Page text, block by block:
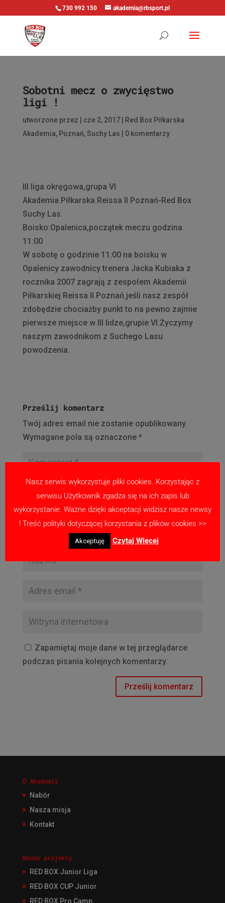
730 992 150 akademia@rbsport.pl
Sobotni mecz o zwycięstwo
ligi !
utworzone przez cze 2, 2017|
Red Box Piłkarska
Akademia, Poznań,Suchy Las 0 komentarzy
III liga okręgowa,grupa VI
Akademia Piłkarska Reissa II Poznań-Red Box
Suchy Las.
Boisko:Opalenica,początek meczu godzina
11:00
W sobotę o godzinie 11:00 na boisku w
Opalenicy zawodnicy trenera Jacka Kubiaka z
rocznika 2007 zagrają z zespołem Akademii
Piłkarskiej Reissa II Poznań.jeśli nasz zespół
zdobędzie chociażby punkt to na pewno zajmie
pierwsze miejsce w III lidze,grupie VI.Życzymy
naszym zawodnikom z Suchego Lasu
powodzenia.
Prześlij komentarz
Twój adres email nie zostanie opublikowany.
Wymagane pola są oznaczone *
Zapamiętaj moje dane w tej przeglądarce
podczas pisania kolejnych komentarzy.
O Akademii
Nabór
Nasza misja
Kontakt
Nasze projekty
RED BOX Junior Liga
RED BOX CUP Junior
RED BOX Pro Camp
Nasz serwis wykorzystuje pliki cookies. Korzystając z
serwisu Użytkownik zgadza się na ich zapis lub
wykorzystanie. Ważne dzięki akceptacji widzisz nasze newsy
! Treść polityki dotyczącej korzystania z plików cookies >>
Akceptuję Czytaj Więcej